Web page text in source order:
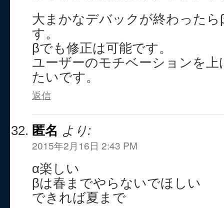
大まかなデバックが終わった
す。
βでも修正は可能です。
ユーザーのモチベーションを
たいです。
返信
匿名 より:
2015年2月16日 2:43 PM
α楽しい
βは春までやらないでほしい
できれば夏まで